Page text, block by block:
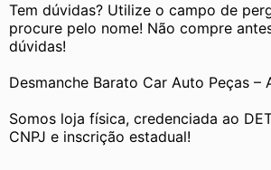
Tem dúvidas? Utilize o campo de
procure pelo nome! Não compre
dúvidas!
Desmanche Barato Car Auto Peças –
Somos loja física, credenciada ao
CNPJ e inscrição estadual!